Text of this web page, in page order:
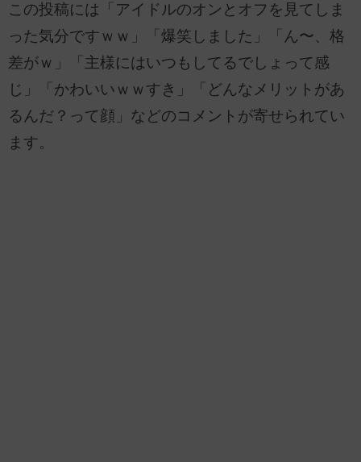
この投稿には「アイドルのオンとオフを見てしま
った気分ですｗｗ」「爆笑しました」「ん〜、格
差がｗ」「主様にはいつもしてるでしょって感
じ」「かわいいｗｗすき」「どんなメリットがあ
るんだ？って顔」などのコメントが寄せられてい
ます。